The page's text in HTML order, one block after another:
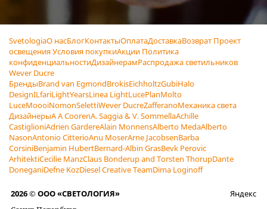
SvetologiaО насБлогКонтактыОплатаДоставкаВозврат Проект
освещенияУсловия покупкиАкции Политика
конфиденциальностиДизайнерамРаспродажа светильников
Wever Ducre
БрендыBrand van EgmondBrokisEichholtzGubiHalo
DesignILfariLightYearsLinea LightLucePlanMolto
LuceMoooiNomonSelettiWever DucreZafferanoМеханика света
ДизайнерыA A CoorenA. Saggia & V. SommellaAchille
CastiglioniAdrien GardereAlain MonnensAlberto MedaAlberto
NasonAntonio CitterioAnu MoserArne JacobsenBarba
CorsiniBenjamin HubertBernard-Albin GrasBevk Perovic
ArhitektiCecilie ManzClaus Bonderup and Torsten ThorupDante
DoneganiDefne KozDiesel Creative TeamDima Loginoff
2026 © ООО «СВЕТОЛОГИЯ»
Яндекс